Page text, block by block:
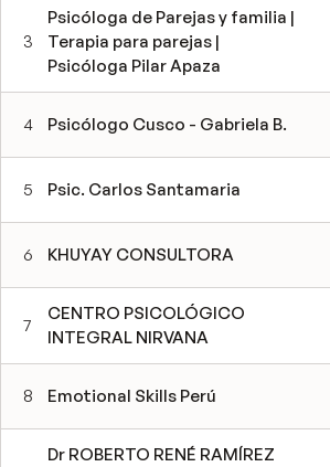
3
Psicóloga de Parejas y familia |
Terapia para parejas |
Psicóloga Pilar Apaza
4 Psicólogo Cusco - Gabriela B.
5 Psic. Carlos Santamaria
6 KHUYAY CONSULTORA
7
CENTRO PSICOLÓGICO
INTEGRAL NIRVANA
8 Emotional Skills Perú
Dr ROBERTO RENÉ RAMÍREZ